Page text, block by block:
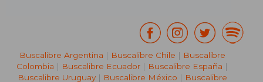
Buscalibre Argentina | Buscalibre Chile | Buscalibre
Colombia | Buscalibre Ecuador | Buscalibre España |
Buscalibre Uruguay| Buscalibre México | Buscalibre